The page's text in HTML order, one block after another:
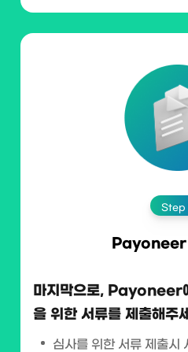
Step
Payoneer
마지막으로, Payoneer
을 위한 서류를 제출해주
심사를 위한 서류 제출시